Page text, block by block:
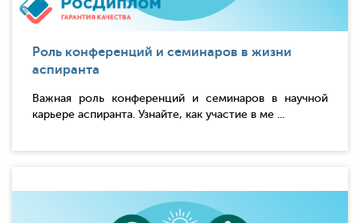
Роль конференций и семинаров в жизни
аспиранта
Важная роль конференций и семинаров в научной
карьере аспиранта. Узнайте, как участие в ме ...